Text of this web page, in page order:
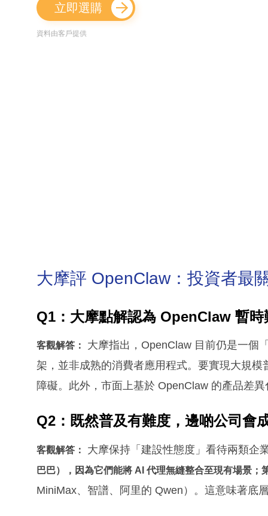
立即選購
資料由客戶提供
大摩評 OpenClaw：投資者最
Q1：大摩點解認為 OpenClaw 暫
客觀解答：
大摩指出，OpenClaw 目前仍是一個
架，並非成熟的消費者應用程式。要實現大規模
障礙。此外，市面上基於 OpenClaw 的產品差
Q2：既然普及有難度，邊啲公司會
客觀解答： 大摩保持「建設性態度」看待兩類企
巴巴），因為它們能將 AI 代理無縫整合至現有場景；
MiniMax、智譜、阿里的 Qwen）。這意味著底